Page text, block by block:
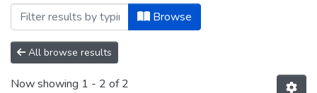
Browse
All browse results
Now showing 1 - 2 of 2